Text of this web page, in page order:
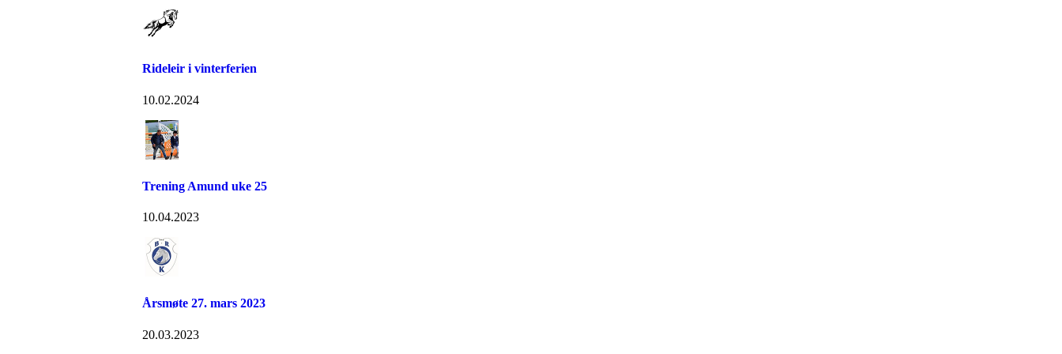
Rideleir i vinterferien
10.02.2024
Trening Amund uke 25
10.04.2023
Årsmøte 27. mars 2023
20.03.2023